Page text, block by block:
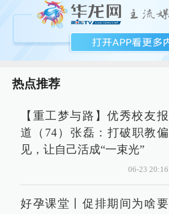
热点推荐
【重工梦与路】优秀校友报
道（74）张磊：打破职教偏
见，让自己活成“一束光”
06-23 20:16
好孕课堂丨促排期间为啥要